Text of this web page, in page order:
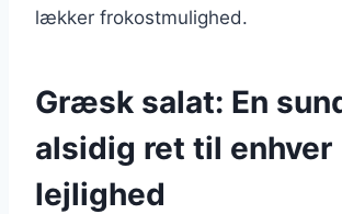
lækker frokostmulighed.
Græsk salat: En
alsidig ret til enhver
lejlighed